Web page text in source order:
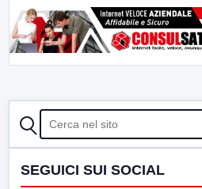
CERCA
SEGUICI SUI SOCIAL